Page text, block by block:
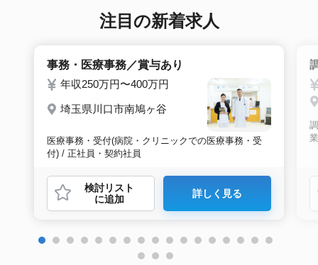
注目の新着求人
事務・医療事務／賞与あり
年収250万円〜400万円
埼玉県川口市南鳩ヶ谷
医療事務・受付(病院・クリニックでの医療事務・受
付) / 正社員・契約社員
検討リスト
に追加
詳しく見る